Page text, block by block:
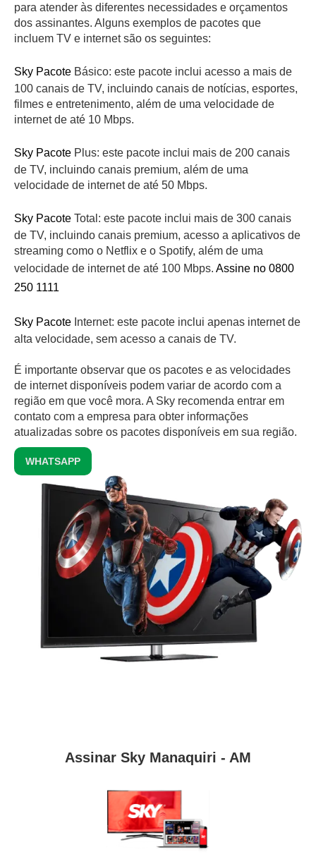
para atender às diferentes necessidades e orçamentos
dos assinantes. Alguns exemplos de pacotes que
incluem TV e internet são os seguintes:
Sky Pacote Básico: este pacote inclui acesso a mais de
100 canais de TV, incluindo canais de notícias, esportes,
filmes e entretenimento, além de uma velocidade de
internet de até 10 Mbps.
Sky Pacote Plus: este pacote inclui mais de 200 canais
de TV, incluindo canais premium, além de uma
velocidade de internet de até 50 Mbps.
Sky Pacote Total: este pacote inclui mais de 300 canais
de TV, incluindo canais premium, acesso a aplicativos de
streaming como o Netflix e o Spotify, além de uma
velocidade de internet de até 100 Mbps. Assine no 0800
250 1111
Sky Pacote Internet: este pacote inclui apenas internet de
alta velocidade, sem acesso a canais de TV.
É importante observar que os pacotes e as velocidades
de internet disponíveis podem variar de acordo com a
região em que você mora. A Sky recomenda entrar em
contato com a empresa para obter informações
atualizadas sobre os pacotes disponíveis em sua região.
WHATSAPP
Assinar Sky Manaquiri - AM